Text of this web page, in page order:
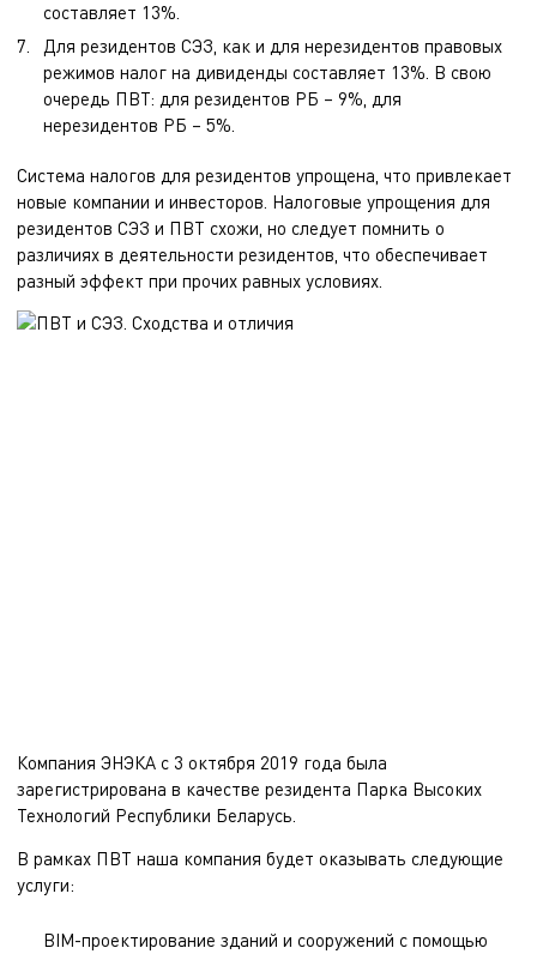
составляет 13%.
Для резидентов СЭЗ, как и для нерезидентов правовых
режимов налог на дивиденды составляет 13%. В свою
очередь ПВТ: для резидентов РБ – 9%, для
нерезидентов РБ – 5%.
Система налогов для резидентов упрощена, что привлекает
новые компании и инвесторов. Налоговые упрощения для
резидентов СЭЗ и ПВТ схожи, но следует помнить о
различиях в деятельности резидентов, что обеспечивает
разный эффект при прочих равных условиях.
Компания ЭНЭКА с 3 октября 2019 года была
зарегистрирована в качестве резидента Парка Высоких
Технологий Республики Беларусь.
В рамках ПВТ наша компания будет оказывать следующие
услуги:
BIM-проектирование зданий и сооружений с помощью